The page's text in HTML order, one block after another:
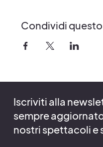
Condividi
Iscriviti alla
sempre
nostri spettacoli e